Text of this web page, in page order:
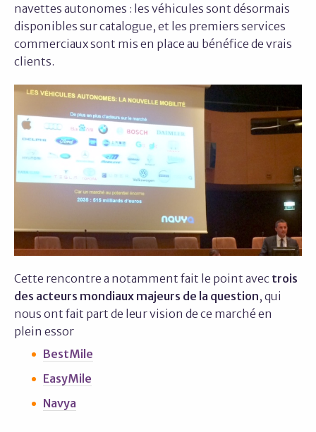
navettes autonomes : les véhicules sont désormais
disponibles sur catalogue, et les premiers services
commerciaux sont mis en place au bénéfice de vrais
clients.
Cette rencontre a notamment fait le point avec trois
des acteurs mondiaux majeurs de la question, qui
nous ont fait part de leur vision de ce marché en
plein essor
BestMile
EasyMile
Navya